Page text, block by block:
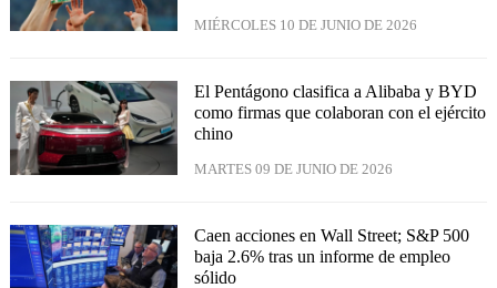
MIÉRCOLES 10 DE JUNIO DE 2026
El Pentágono clasifica a Alibaba y BYD
como firmas que colaboran con el ejército
chino
MARTES 09 DE JUNIO DE 2026
Caen acciones en Wall Street; S&P 500
baja 2.6% tras un informe de empleo
sólido